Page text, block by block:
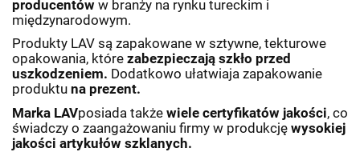
producentów w branży na rynku tureckim i
międzynarodowym.
Produkty LAV są zapakowane w sztywne, tekturowe
opakowania, które zabezpieczają szkło przed
uszkodzeniem. Dodatkowo ułatwiaja zapakowanie
produktu na prezent.
Marka LAVposiada także wiele certyfikatów jakości, co
świadczy o zaangażowaniu firmy w produkcję wysokiej
jakości artykułów szklanych.